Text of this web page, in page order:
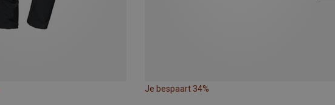
Je bespaart 34%